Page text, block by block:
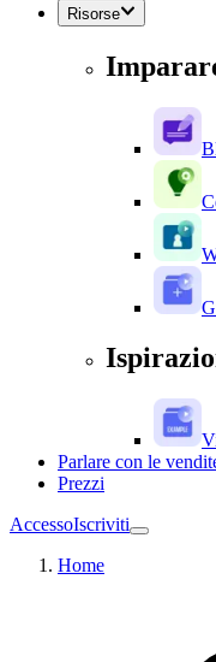
Risorse
Parlare con le
Prezzi
AccessoIscriviti
Home